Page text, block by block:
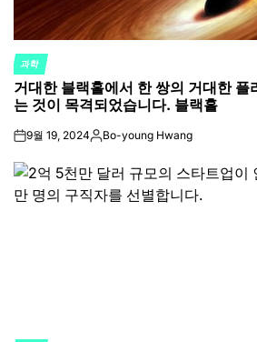
POSTED
IN
과학
거대한 블랙홀에서 한 쌍의 거대한 플
는 것이 목격되었습니다. 블랙홀
on9월 19, 2024Posted
Bo-young Hwang